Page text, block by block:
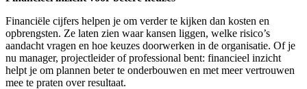
Financiële cijfers helpen je om verder te kijken dan kosten en
opbrengsten. Ze laten zien waar kansen liggen, welke risico’s
aandacht vragen en hoe keuzes doorwerken in de organisatie. Of je
nu manager, projectleider of professional bent: financieel inzicht
helpt je om plannen beter te onderbouwen en met meer vertrouwen
mee te praten over resultaat.